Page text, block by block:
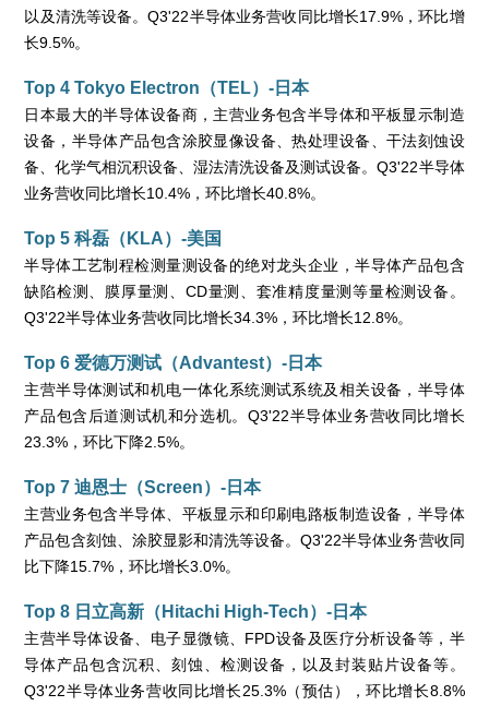
以及清洗等设备。Q3'22半导体业务营收同比增长17.9%，环比增
长9.5%。
Top 4 Tokyo Electron（TEL）-日本
日本最大的半导体设备商，主营业务包含半导体和平板显示制造
设备，半导体产品包含涂胶显像设备、热处理设备、干法刻蚀设
备、化学气相沉积设备、湿法清洗设备及测试设备。Q3'22半导体
业务营收同比增长10.4%，环比增长40.8%。
Top 5 科磊（KLA）-美国
半导体工艺制程检测量测设备的绝对龙头企业，半导体产品包含
缺陷检测、膜厚量测、CD量测、套准精度量测等量检测设备。
Q3'22半导体业务营收同比增长34.3%，环比增长12.8%。
Top 6 爱德万测试（Advantest）-日本
主营半导体测试和机电一体化系统测试系统及相关设备，半导体
产品包含后道测试机和分选机。Q3'22半导体业务营收同比增长
23.3%，环比下降2.5%。
Top 7 迪恩士（Screen）-日本
主营业务包含半导体、平板显示和印刷电路板制造设备，半导体
产品包含刻蚀、涂胶显影和清洗等设备。Q3'22半导体业务营收同
比下降15.7%，环比增长3.0%。
Top 8 日立高新（Hitachi High-Tech）-日本
主营半导体设备、电子显微镜、FPD设备及医疗分析设备等，半
导体产品包含沉积、刻蚀、检测设备，以及封装贴片设备等。
Q3'22半导体业务营收同比增长25.3%（预估），环比增长8.8%